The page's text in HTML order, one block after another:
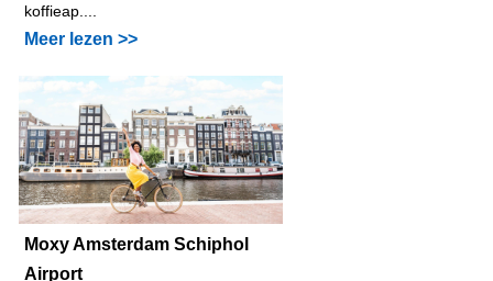
koffieap....
Meer lezen >>
Moxy Amsterdam Schiphol
Airport